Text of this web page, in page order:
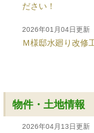
ださい！
2026年01月04日更新
Ｍ様邸水廻り改修
物件・土地情報
2026年04月13日更新